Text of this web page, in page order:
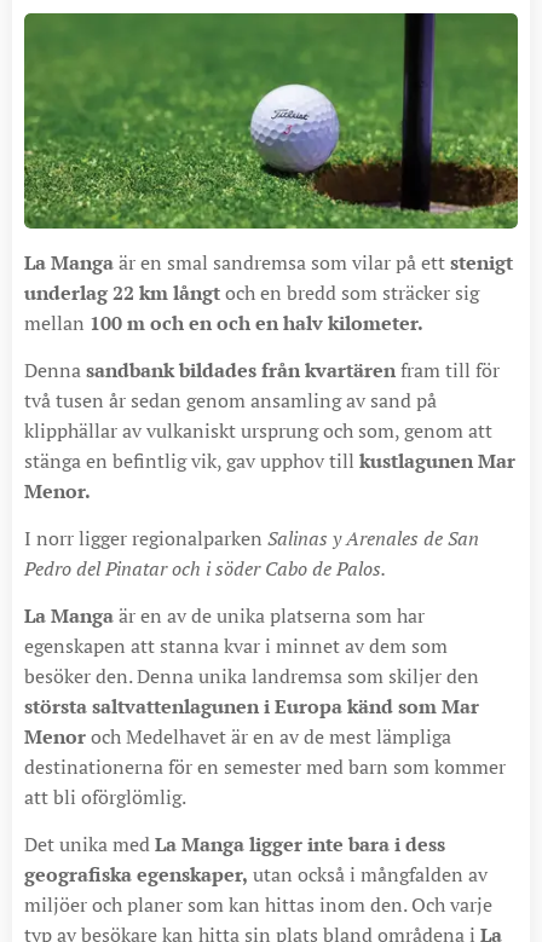
La Mangaär en smal sandremsa som vilar på ettstenigt
underlag 22 km långtoch en bredd som sträcker sig
mellan 100 m och en och en halv kilometer.
Dennasandbank bildades från kvartärenfram till för
två tusen år sedan genom ansamling av sand på
klipphällar av vulkaniskt ursprung och som, genom att
stänga en befintlig vik, gav upphov till kustlagunen Mar
Menor.
I norr ligger regionalparken Salinas y Arenales de San
Pedro del Pinatar och i söder Cabo de Palos.
La Mangaär en av de unika platserna som har
egenskapen att stanna kvar i minnet av dem som
besöker den. Denna unika landremsa som skiljer den
största saltvattenlagunen i Europa känd som Mar
Menoroch Medelhavet är en av de mest lämpliga
destinationerna för en semester med barn som kommer
att bli oförglömlig.
Det unika medLa Manga ligger inte bara i dess
geografiska egenskaper, utan också i mångfalden av
miljöer och planer som kan hittas inom den. Och varje
typ av besökare kan hitta sin plats bland områdena i La